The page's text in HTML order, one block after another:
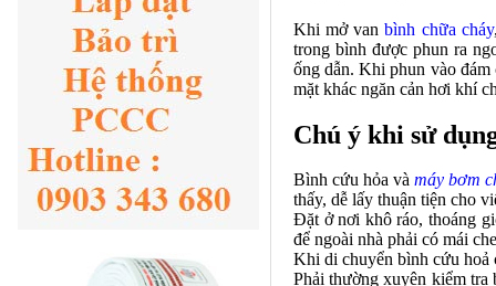
Khi mở vanbình chữa cháy
trong bình được phun ra
ống dẫn. Khi phun vào
mặt khác ngăn cản hơi khí
Chú ý khi sử
Bình cứu hỏa và máy bơm
thấy, dễ lấy thuận tiện cho
Đặt ở nơi khô ráo, thoáng
để ngoài nhà phải có mái
Khi di chuyển bình cứu hoả
Phải thường xuyên kiểm tra